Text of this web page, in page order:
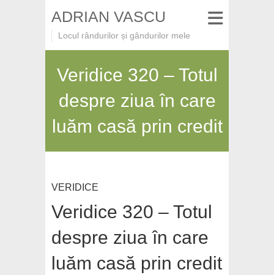
ADRIAN VASCU
Locul rândurilor și gândurilor mele
Veridice 320 – Totul
despre ziua în care
luăm casă prin credit
VERIDICE
Veridice 320 – Totul
despre ziua în care
luăm casă prin credit